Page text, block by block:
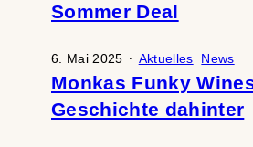
Sommer Deal
6. Mai 2025 · Aktuelles News
Monkas Funky
Geschichte dahinter